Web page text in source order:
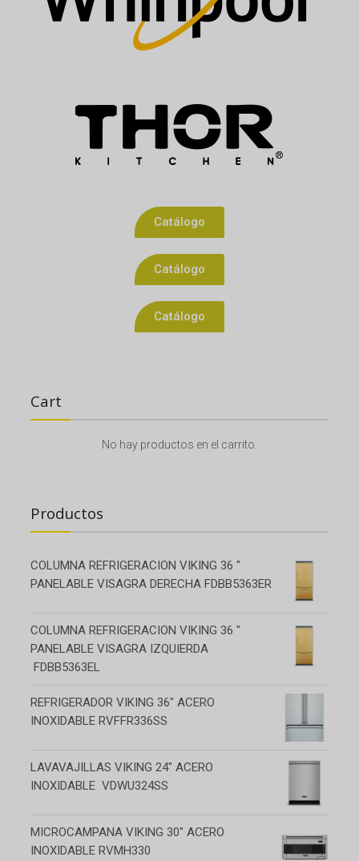
Catálogo
Catálogo
Catálogo
Cart
No hay productos en el carrito.
Productos
COLUMNA REFRIGERACION VIKING 36 "
PANELABLE VISAGRA DERECHA FDBB5363ER
COLUMNA REFRIGERACION VIKING 36 "
PANELABLE VISAGRA IZQUIERDA
FDBB5363EL
REFRIGERADOR VIKING 36" ACERO
INOXIDABLE RVFFR336SS
LAVAVAJILLAS VIKING 24" ACERO
INOXIDABLE VDWU324SS
MICROCAMPANA VIKING 30" ACERO
INOXIDABLE RVMH330